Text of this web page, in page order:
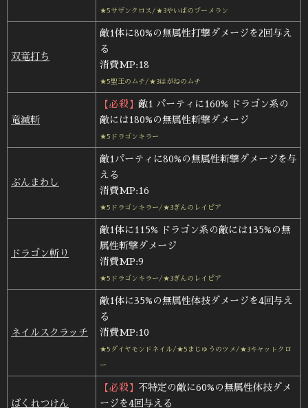
★5サザンクロス/★3やいばのブーメラン
双竜打ち
敵1体に80%の無属性打撃ダメージを2回与え
る
消費MP:18
★5聖王のムチ/★3はがねのムチ
竜滅斬
【必殺】 敵1 パーティに160% ドラゴン系の
敵には180%の無属性斬撃ダメージ
★5ドラゴンキラー
ぶんまわし
敵1パーティに80%の無属性斬撃ダメージを与
える
消費MP:16
★5ドラゴンキラー/★3ぎんのレイピア
ドラゴン斬り
敵1体に115% ドラゴン系の敵には135%の無
属性斬撃ダメージ
消費MP:9
★5ドラゴンキラー/★3ぎんのレイピア
ネイルスクラッチ
敵1体に35%の無属性体技ダメージを4回与え
る
消費MP:10
★5ダイヤモンドネイル/★5まじゅうのツメ/★3キャットクロ
ー
ばくれつけん
【必殺】 不特定の敵に60%の無属性体技ダメ
ージを4回与える